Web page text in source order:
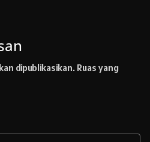
dipublikasikan. Ruas yang